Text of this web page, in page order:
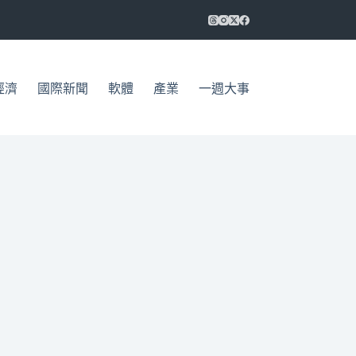
濟 國際新聞 軟體 產業 一週大事